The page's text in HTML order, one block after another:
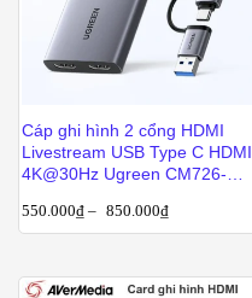
Cáp ghi hình 2 cổng HDMI
Livestream USB Type C HDMI
4K@30Hz Ugreen CM726-
550.000₫ – 850.000₫